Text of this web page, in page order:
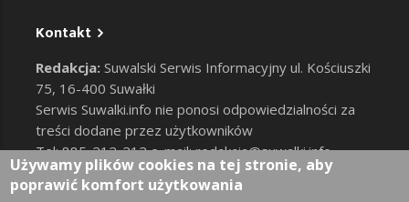
Kontakt
Redakcja: Suwalski Serwis Informacyjny ul. Kościuszki
75, 16-400 Suwałki
Serwis Suwalki.info nie ponosi odpowiedzialności za
treści dodane przez użytkowników
Tel: 885-212-212 e-mail:redakcja@suwalki.info,
reklama@suwalki.info
RODO |Cookies
Używamy plików cookies na tej stronie, aby
poprawić komfort użytkowania